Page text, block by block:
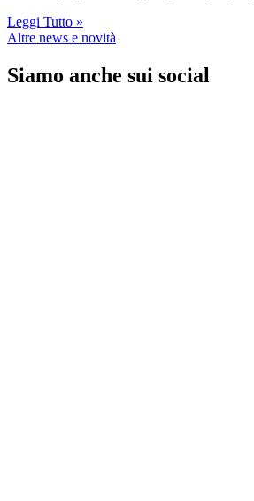
Leggi Tutto »
Altre news e novità
Siamo anche sui social